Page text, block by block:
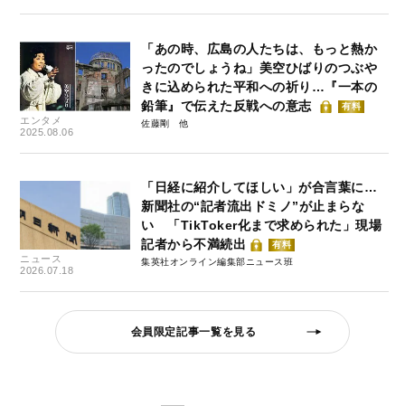
エンタメ
2025.08.06
「あの時、広島の人たちは、もっと熱か
ったのでしょうね」美空ひばりのつぶや
きに込められた平和への祈り…『一本の
鉛筆』で伝えた反戦への意志
有料
佐藤剛
ニュース
2026.07.18
「日経に紹介してほしい」が合言葉に…
新聞社の“記者流出ドミノ”が止まらな
い 「TikToker化まで求められた」現場
記者から不満続出
有料
集英社オンライン編集部ニュース班
会員限定記事一覧を見る